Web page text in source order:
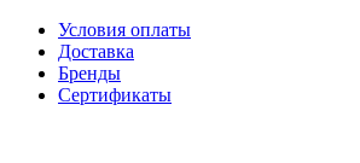
Условия оплаты
Доставка
Бренды
Сертификаты